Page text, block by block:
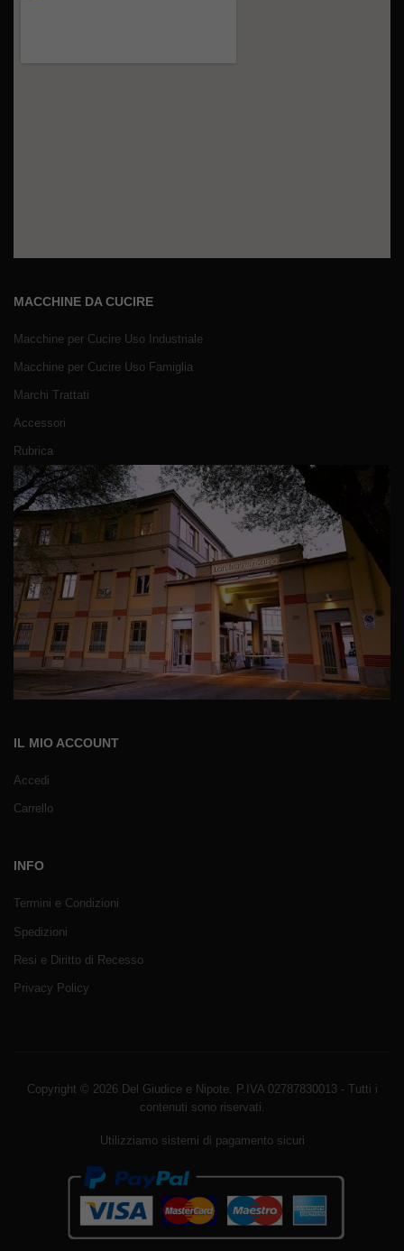
MACCHINE DA CUCIRE
Macchine per Cucire Uso Industriale
Macchine per Cucire Uso Famiglia
Marchi Trattati
Accessori
Rubrica
IL MIO ACCOUNT
Accedi
Carrello
INFO
Termini e Condizioni
Spedizioni
Resi e Diritto di Recesso
Privacy Policy
Copyright © 2026 Del Giudice e Nipote. P.IVA 02787830013 - Tutti i
contenuti sono riservati.
Utilizziamo sistemi di pagamento sicuri